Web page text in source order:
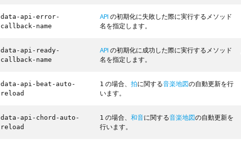
data-api-error-
callback-name
API の初期化に失敗した際に実行するメソッド
名を指定します。
data-api-ready-
callback-name
API の初期化に成功した際に実行するメソッド
名を指定します。
data-api-beat-auto-
reload
1 の場合、拍に関する音楽地図の自動更新を行
います。
data-api-chord-auto-
reload
1 の場合、和音に関する音楽地図の自動更新を
行います。